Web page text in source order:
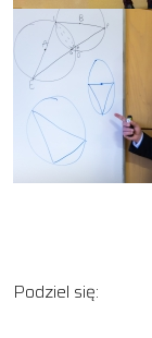
Podziel się: